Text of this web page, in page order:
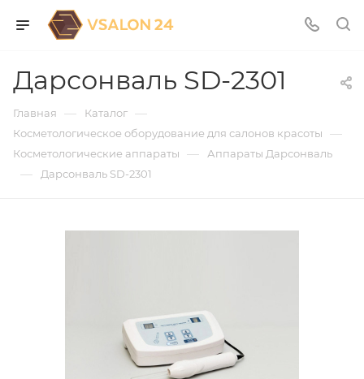
Дарсонваль SD-2301
Главная — Каталог —
Косметологическое оборудование для салонов красоты —
Косметологические аппараты — Аппараты Дарсонваль
— Дарсонваль SD-2301